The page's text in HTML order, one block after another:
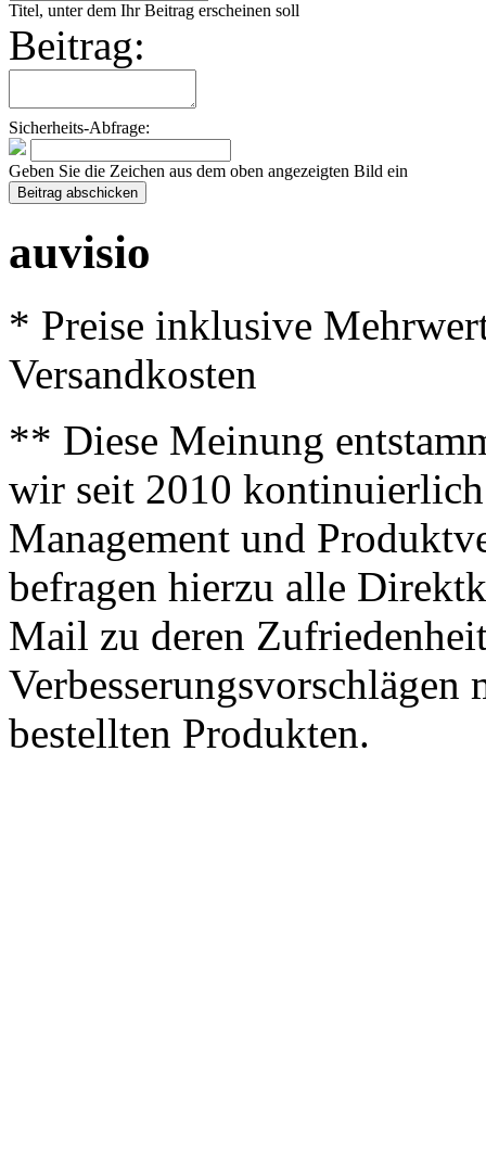
Titel, unter dem Ihr Beitrag erscheinen soll
Beitrag:
Sicherheits-Abfrage:
Geben Sie die Zeichen aus dem oben angezeigten Bild ein
auvisio
* Preise inklusive
Versandkosten
** Diese Meinung
wir seit 2010
Management und
befragen hierzu alle
Mail zu deren
bestellten Produkten.